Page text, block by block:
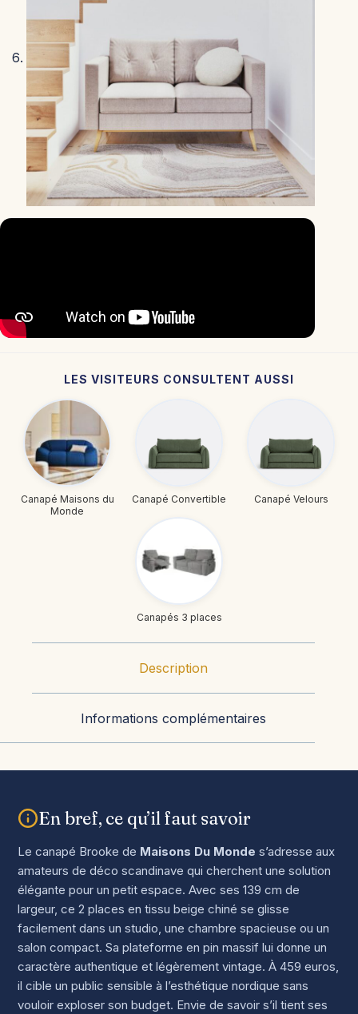
LES VISITEURS CONSULTENT AUSSI
Canapé Maisons du
Monde
Canapé Convertible Canapé Velours
Canapés 3 places
Description
Informations complémentaires
En bref, ce qu’il faut savoir
Le canapé Brooke de Maisons Du Monde s’adresse aux
amateurs de déco scandinave qui cherchent une solution
élégante pour un petit espace. Avec ses 139 cm de
largeur, ce 2 places en tissu beige chiné se glisse
facilement dans un studio, une chambre spacieuse ou un
salon compact. Sa plateforme en pin massif lui donne un
caractère authentique et légèrement vintage. À 459 euros,
il cible un public sensible à l’esthétique nordique sans
vouloir exploser son budget. Envie de savoir s’il tient ses